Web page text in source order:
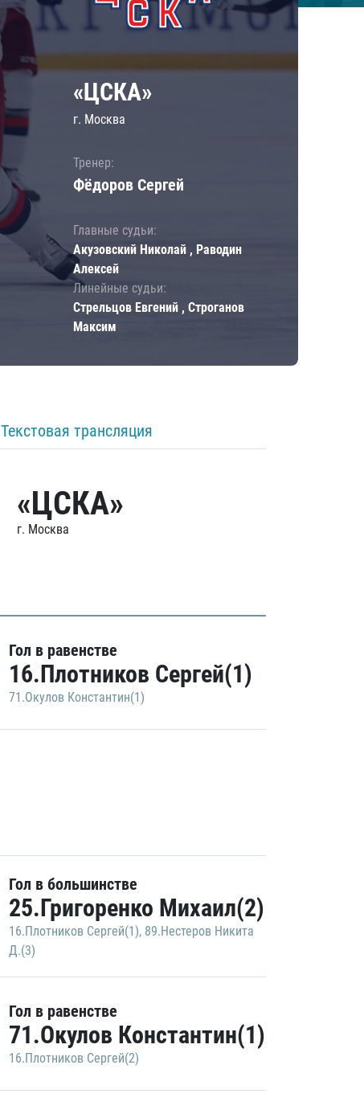
«ЦСКА»
г. Москва
Тренер:
Фёдоров Сергей
Главные судьи:
Акузовский Николай , Раводин
Алексей
Линейные судьи:
Стрельцов Евгений , Строганов
Максим
Текстовая трансляция
«ЦСКА»
г. Москва
Гол в равенстве
16.Плотников Сергей(1)
71.Окулов Константин(1)
Гол в большинстве
25.Григоренко Михаил(2)
16.Плотников Сергей(1), 89.Нестеров Никита
Д.(3)
Гол в равенстве
71.Окулов Константин(1)
16.Плотников Сергей(2)